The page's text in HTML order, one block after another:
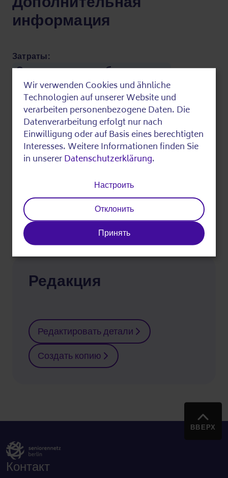
информация
Затраты:
Это мероприятие бесплатное.
Последний отредактированный на
разделять
Редакция
Редактировать детали
Создать копию
ВВЕРХ
Контакт
Use
of
personal
data
and
Wir verwenden Cookies und ähnliche
Technologien auf unserer Website und
verarbeiten personenbezogene Daten. Die
Datenverarbeitung erfolgt nur nach
Einwilligung oder auf Basis eines berechtigten
Interesses. Weitere Informationen finden Sie
in unsererDatenschutzerklärung.
Настроить
Отклонить
Принять